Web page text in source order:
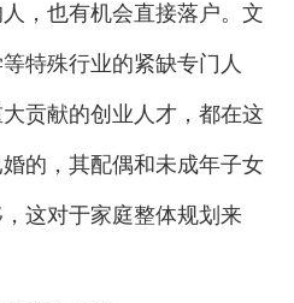
，也有机会直接落户。文
特殊行业的紧缺专门人
贡献的创业人才，都在这
的，其配偶和未成年子女
这对于家庭整体规划来